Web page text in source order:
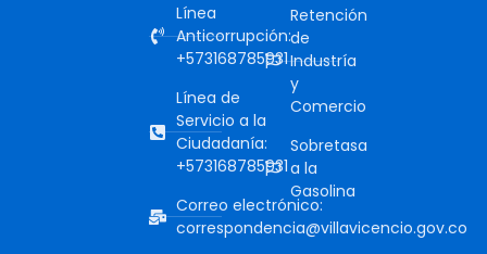
Línea
Anticorrupción:
+573168785931
Línea de
Servicio a la
Ciudadanía:
+573168785931
Correo electrónico:
correspondencia@villavicencio.gov.co
Retención
de
Industría
y
Comercio
Sobretasa
a la
Gasolina